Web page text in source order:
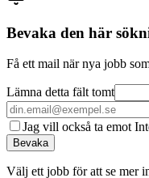
Bevaka den här
Få ett mail när nya jobb
Lämna detta fält tomt
Jag vill också ta emot
Bevaka
Välj ett jobb för att se mer